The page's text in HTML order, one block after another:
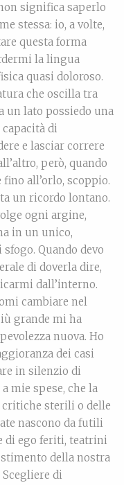
significa saperlo
stessa: io, a volte,
questa forma
la lingua
quasi doloroso.
che oscilla tra
un lato possiedo una
di
e lasciar correre
però, quando
all’orlo, scoppio.
un ricordo lontano.
ogni argine,
in un unico,
Quando devo
di doverla dire,
dall’interno.
cambiare nel
grande mi ha
nuova. Ho
dei casi
in silenzio di
mie spese, che la
sterili o delle
nascono da futili
di ego feriti, teatrini
della nostra
di